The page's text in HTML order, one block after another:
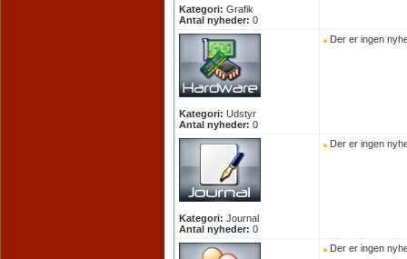
Kategori: Grafik
Antal nyheder: 0
Kategori: Udstyr
Antal nyheder: 0
Der er ingen
Kategori: Journal
Antal nyheder: 0
Der er ingen
Der er ingen